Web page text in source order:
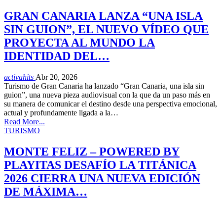
GRAN CANARIA LANZA “UNA ISLA
SIN GUION”, EL NUEVO VÍDEO QUE
PROYECTA AL MUNDO LA
IDENTIDAD DEL…
activahits Abr 20, 2026
Turismo de Gran Canaria ha lanzado “Gran Canaria, una isla sin
guion”, una nueva pieza audiovisual con la que da un paso más en
su manera de comunicar el destino desde una perspectiva emocional,
actual y profundamente ligada a la…
Read More...
TURISMO
MONTE FELIZ – POWERED BY
PLAYITAS DESAFÍO LA TITÁNICA
2026 CIERRA UNA NUEVA EDICIÓN
DE MÁXIMA…